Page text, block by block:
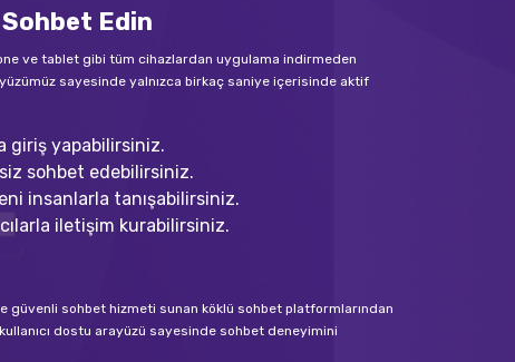
Edin
ve tablet gibi tüm cihazlardan uygulama indirmeden
sayesinde yalnızca birkaç saniye içerisinde aktif
giriş yapabilirsiniz.
sohbet edebilirsiniz.
insanlarla tanışabilirsiniz.
iletişim kurabilirsiniz.
güvenli sohbet hizmeti sunan köklü sohbet platformlarından
dostu arayüzü sayesinde sohbet deneyimini